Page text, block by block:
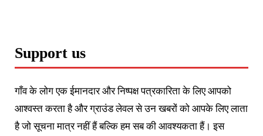
Support us
गाँव के लोग एक ईमानदार और निष्पक्ष पत्रकारिता के लिए आपको
आश्वस्त करता है और ग्राउंड लेवल से उन खबरों को आपके लिए लाता
है जो सूचना मात्र नहीं हैं बल्कि हम सब की आवश्यकता हैं। इस